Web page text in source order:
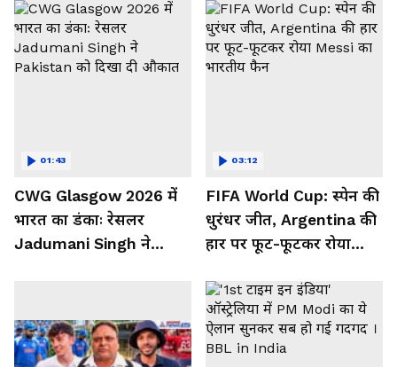
CWG Glasgow 2026 में
भारत का डंकाः रेसलर
Jadumani Singh ने
01:43
FIFA World Cup: स्पेन की
धुरंधर जीत, Argentina की
हार पर फूट-फूटकर रोया
03:12